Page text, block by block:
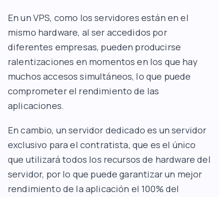
En un VPS, como los servidores están en el
mismo hardware, al ser accedidos por
diferentes empresas, pueden producirse
ralentizaciones en momentos en los que hay
muchos accesos simultáneos, lo que puede
comprometer el rendimiento de las
aplicaciones.
En cambio, un servidor dedicado es un servidor
exclusivo para el contratista, que es el único
que utilizará todos los recursos de hardware del
servidor, por lo que puede garantizar un mejor
rendimiento de la aplicación el 100% del